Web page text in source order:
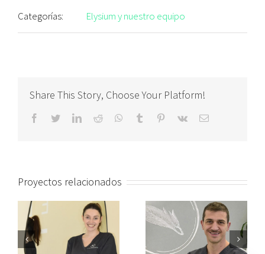
Categorías: Elysium y nuestro equipo
Share This Story, Choose Your Platform!
facebooktwitterlinkedinreddit whatsapp
tumblr pinterest
vk
Correo
Proyectos relacionados